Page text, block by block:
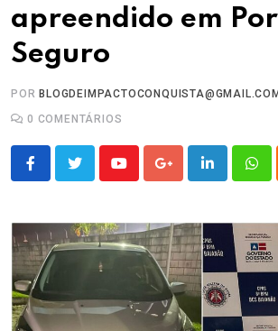
apreendido em
Seguro
POR BLOGDEIMPACTOCONQUISTA@GMAIL.COM
0 COMENTÁRIOS
YoutubeGoogle+LinkedIn